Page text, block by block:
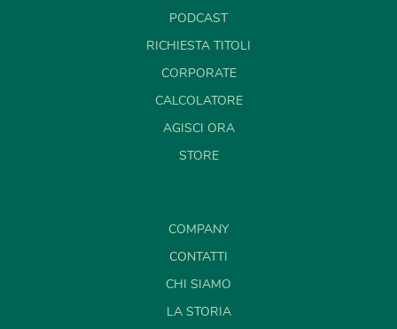
PODCAST
RICHIESTA TITOLI
CORPORATE
CALCOLATORE
AGISCI ORA
STORE
COMPANY
CONTATTI
CHI SIAMO
LA STORIA